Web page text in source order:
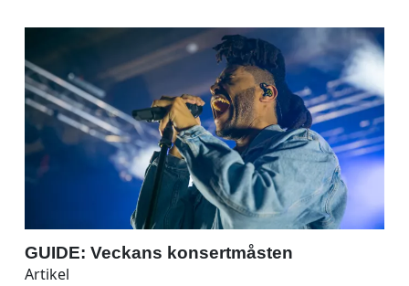
GUIDE: Veckans konsertmåsten
Artikel